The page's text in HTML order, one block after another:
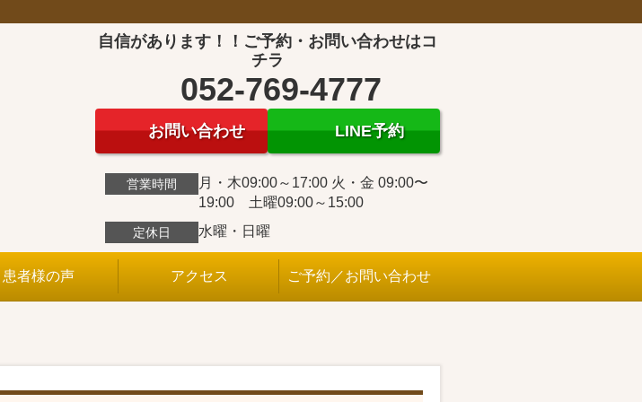
自信があります！！ご予約・お問い合わせはコ
チラ
052-769-4777
お問い合わせ LINE予約
営業時間
月・木09:00～17:00 火・金 09:00〜
19:00 土曜09:00～15:00
定休日 水曜・日曜
患者様の声 アクセス ご予約／お問い合わせ